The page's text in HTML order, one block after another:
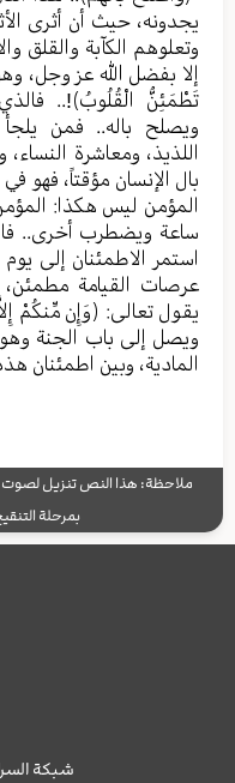
يجدونه، حيث أن أثرى
وتعلوهم الكآبة والقلق
إلا بفضل الله عز وجل،
تَطْمَئِنُّ الْقُلُوبُ﴾!..
ويصلح باله.. فمن يلجأ
اللذيذ، ومعاشرة
بال الإنسان مؤقتاً، فهو
المؤمن ليس هكذا:
ساعة ويضطرب أخرى..
استمر الاطمئنان إلى
عرصات القيامة
يقول تعالى: ﴿وَإِن مِّنكُمْ
ويصل إلى باب الجنة
المادية، وبين اطمئنان
ملاحظة: هذا النص تنزيل لصوت
بمرحلة
شبكة